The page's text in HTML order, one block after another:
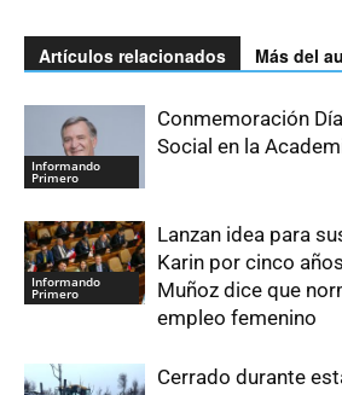
Artículos relacionados Más del
Informando
Primero
Conmemoración
Social en la
Informando
Primero
Lanzan idea para
Karin por cinco
Muñoz dice que
empleo femenino
Cerrado durante